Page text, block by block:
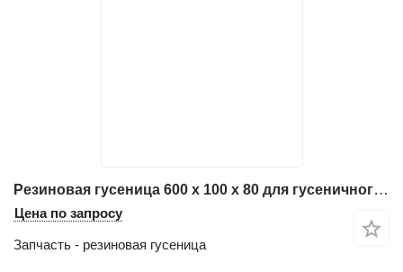
Резиновая гусеница 600 x 100 x 80 для гусеничного самосвала Yanmar C60R
Цена по запросу
Запчасть - резиновая гусеница